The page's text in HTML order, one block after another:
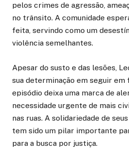
pelos crimes de agressão,
no trânsito. A comunidade
feita, servindo como um
violência semelhantes.
Apesar do susto e das lesões,
sua determinação em seguir em
episódio deixa uma marca de
necessidade urgente de mais
nas ruas. A solidariedade de
tem sido um pilar importante
para a busca por justiça.